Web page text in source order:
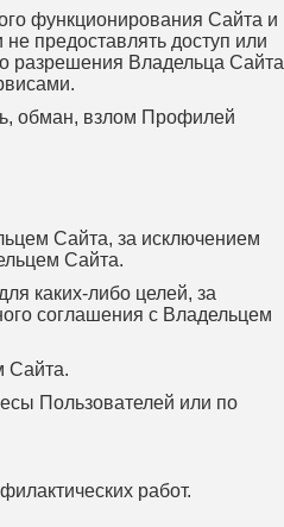
функционирования Сайта и
предоставлять доступ или
разрешения Владельца Сайта
обман, взлом Профилей
Сайта, за исключением
Сайта.
каких-либо целей, за
соглашения с Владельцем
Сайта.
Пользователей или по
работ.